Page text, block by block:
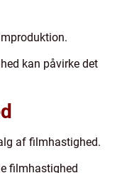
kan påvirke det
af filmhastighed.
filmhastighed